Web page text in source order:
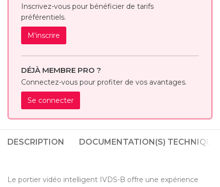
Inscrivez-vous pour bénéficier de tarifs
préférentiels.
M'inscrire
DÉJÀ MEMBRE PRO ?
Connectez-vous pour profiter de vos avantages.
Se connecter
DESCRIPTION DOCUMENTATION(S)
Le portier vidéo intelligent IVDS-B offre une expérience